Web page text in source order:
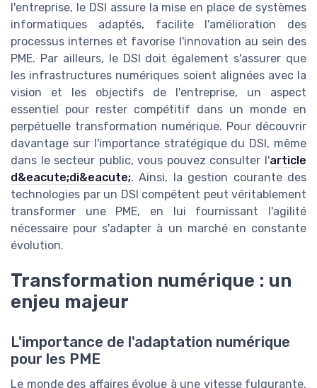
l'entreprise, le DSI assure la mise en place de systèmes
informatiques adaptés, facilite l'amélioration des
processus internes et favorise l'innovation au sein des
PME. Par ailleurs, le DSI doit également s'assurer que
les infrastructures numériques soient alignées avec la
vision et les objectifs de l'entreprise, un aspect
essentiel pour rester compétitif dans un monde en
perpétuelle transformation numérique. Pour découvrir
davantage sur l'importance stratégique du DSI, même
dans le secteur public, vous pouvez consulter l'article
d&eacute;di&eacute;. Ainsi, la gestion courante des
technologies par un DSI compétent peut véritablement
transformer une PME, en lui fournissant l'agilité
nécessaire pour s'adapter à un marché en constante
évolution.
Transformation numérique : un
enjeu majeur
L'importance de l'adaptation numérique
pour les PME
Le monde des affaires évolue à une vitesse fulgurante,